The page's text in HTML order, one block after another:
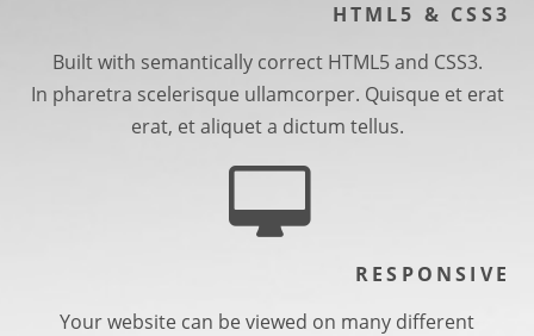
BUCHEN
04349 8070
HTML5 & CSS3
Built with semantically correct HTML5 and CSS3.
In pharetra scelerisque ullamcorper. Quisque et erat
erat, et aliquet a dictum tellus.
RESPONSIVE
Your website can be viewed on many different